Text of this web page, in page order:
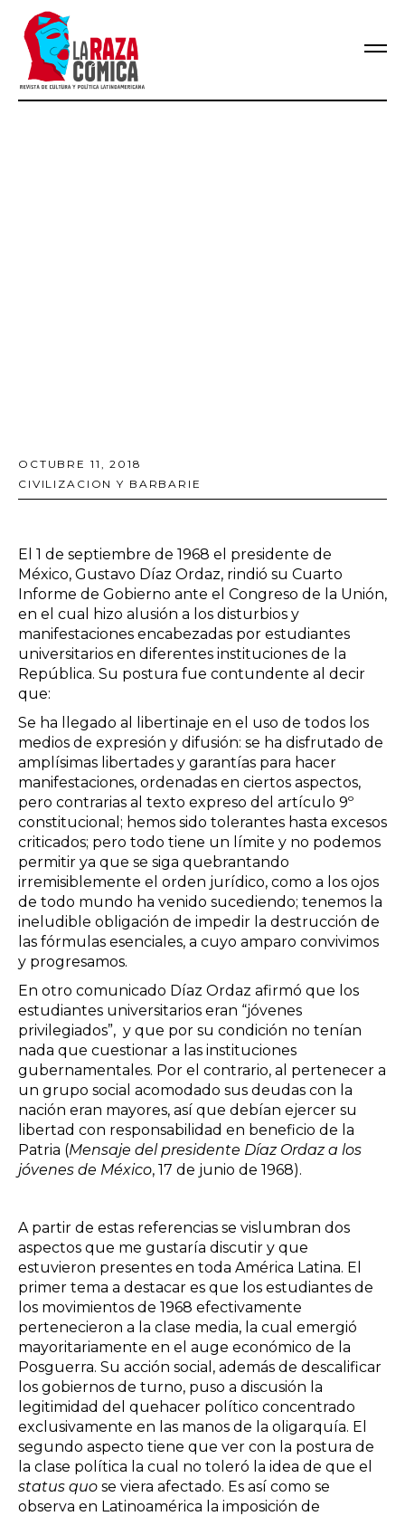
OCTUBRE 11, 2018
CIVILIZACION Y BARBARIE
El 1 de septiembre de 1968 el presidente de
México, Gustavo Díaz Ordaz, rindió su Cuarto
Informe de Gobierno ante el Congreso de la Unión,
en el cual hizo alusión a los disturbios y
manifestaciones encabezadas por estudiantes
universitarios en diferentes instituciones de la
República. Su postura fue contundente al decir
que:
Se ha llegado al libertinaje en el uso de todos los
medios de expresión y difusión: se ha disfrutado de
amplísimas libertades y garantías para hacer
manifestaciones, ordenadas en ciertos aspectos,
pero contrarias al texto expreso del artículo 9º
constitucional; hemos sido tolerantes hasta excesos
criticados; pero todo tiene un límite y no podemos
permitir ya que se siga quebrantando
irremisiblemente el orden jurídico, como a los ojos
de todo mundo ha venido sucediendo; tenemos la
ineludible obligación de impedir la destrucción de
las fórmulas esenciales, a cuyo amparo convivimos
y progresamos.
En otro comunicado Díaz Ordaz afirmó que los
estudiantes universitarios eran “jóvenes
privilegiados”, y que por su condición no tenían
nada que cuestionar a las instituciones
gubernamentales. Por el contrario, al pertenecer a
un grupo social acomodado sus deudas con la
nación eran mayores, así que debían ejercer su
libertad con responsabilidad en beneficio de la
Patria (Mensaje del presidente Díaz Ordaz a los
jóvenes de México, 17 de junio de 1968).
A partir de estas referencias se vislumbran dos
aspectos que me gustaría discutir y que
estuvieron presentes en toda América Latina. El
primer tema a destacar es que los estudiantes de
los movimientos de 1968 efectivamente
pertenecieron a la clase media, la cual emergió
mayoritariamente en el auge económico de la
Posguerra. Su acción social, además de descalificar
los gobiernos de turno, puso a discusión la
legitimidad del quehacer político concentrado
exclusivamente en las manos de la oligarquía. El
segundo aspecto tiene que ver con la postura de
la clase política la cual no toleró la idea de que el
status quo se viera afectado. Es así como se
observa en Latinoamérica la imposición de